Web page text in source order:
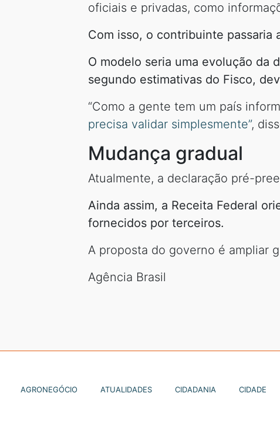
oficiais e privadas, como
Com isso, o contribuinte passaria
O modelo seria uma evolução da
segundo estimativas do Fisco,
“Como a gente tem um país
precisa validar simplesmente”,
Mudança gradual
Atualmente, a declaração pré-
Ainda assim, a Receita Federal
fornecidos por terceiros.
A proposta do governo é ampliar
Agência Brasil
AGRONEGÓCIO ATUALIDADES CIDADANIA CIDADE